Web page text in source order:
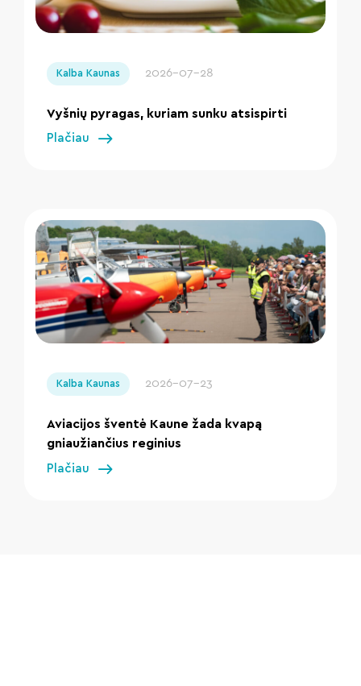
Kalba Kaunas 2026-07-28
Vyšnių pyragas, kuriam sunku atsispirti
Plačiau
Kalba Kaunas 2026-07-23
Aviacijos šventė Kaune žada kvapą
gniaužiančius reginius
Plačiau